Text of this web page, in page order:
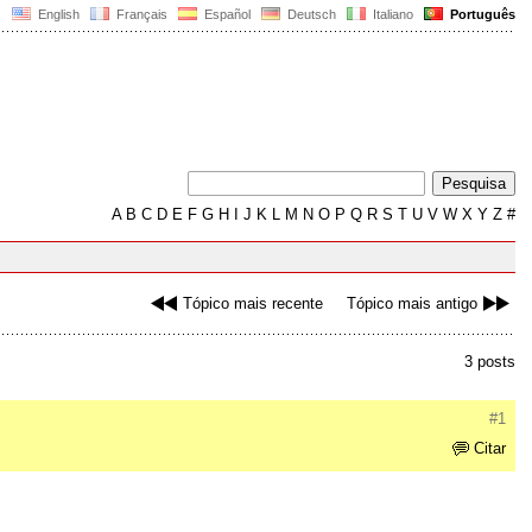
English Français Español Deutsch Italiano Português
AB C D E F G H J K L M N O P Q R S T U V W X Y Z #
Tópico mais recente Tópico mais antigo
3 posts
#1
Citar